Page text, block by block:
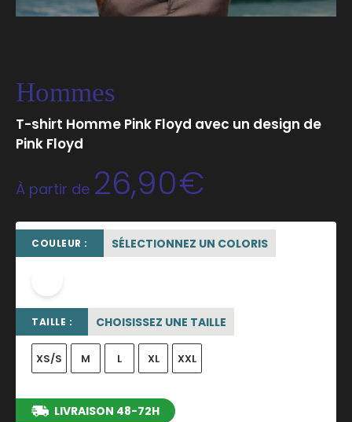
Hommes
T-shirt Homme Pink Floyd avec un design de
Pink Floyd
À partir de 26,90€
COULEUR : SÉLECTIONNEZ UN COLORIS
TAILLE : CHOISISSEZ UNE TAILLE
XS/S M L XL XXL
LIVRAISON 48-72H